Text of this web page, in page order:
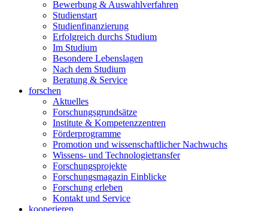
Bewerbung & Auswahlverfahren
Studienstart
Studienfinanzierung
Erfolgreich durchs Studium
Im Studium
Besondere Lebenslagen
Nach dem Studium
Beratung & Service
forschen
Aktuelles
Forschungsgrundsätze
Institute & Kompetenzzentren
Förderprogramme
Promotion und wissenschaftlicher Nachwuchs
Wissens- und Technologietransfer
Forschungsprojekte
Forschungsmagazin Einblicke
Forschung erleben
Kontakt und Service
kooperieren